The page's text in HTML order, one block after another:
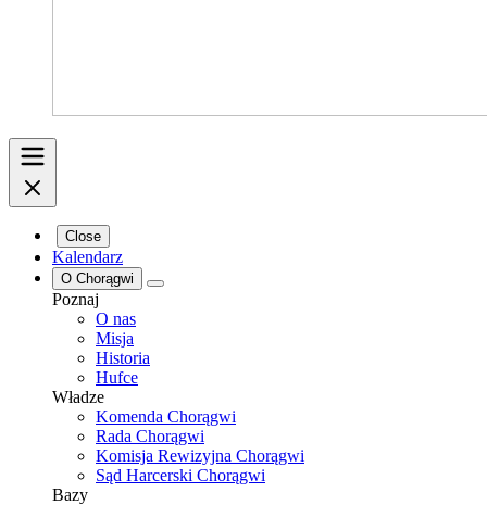
Close
Kalendarz
O Chorągwi
Poznaj
O nas
Misja
Historia
Hufce
Władze
Komenda Chorągwi
Rada Chorągwi
Komisja Rewizyjna Chorągwi
Sąd Harcerski Chorągwi
Bazy